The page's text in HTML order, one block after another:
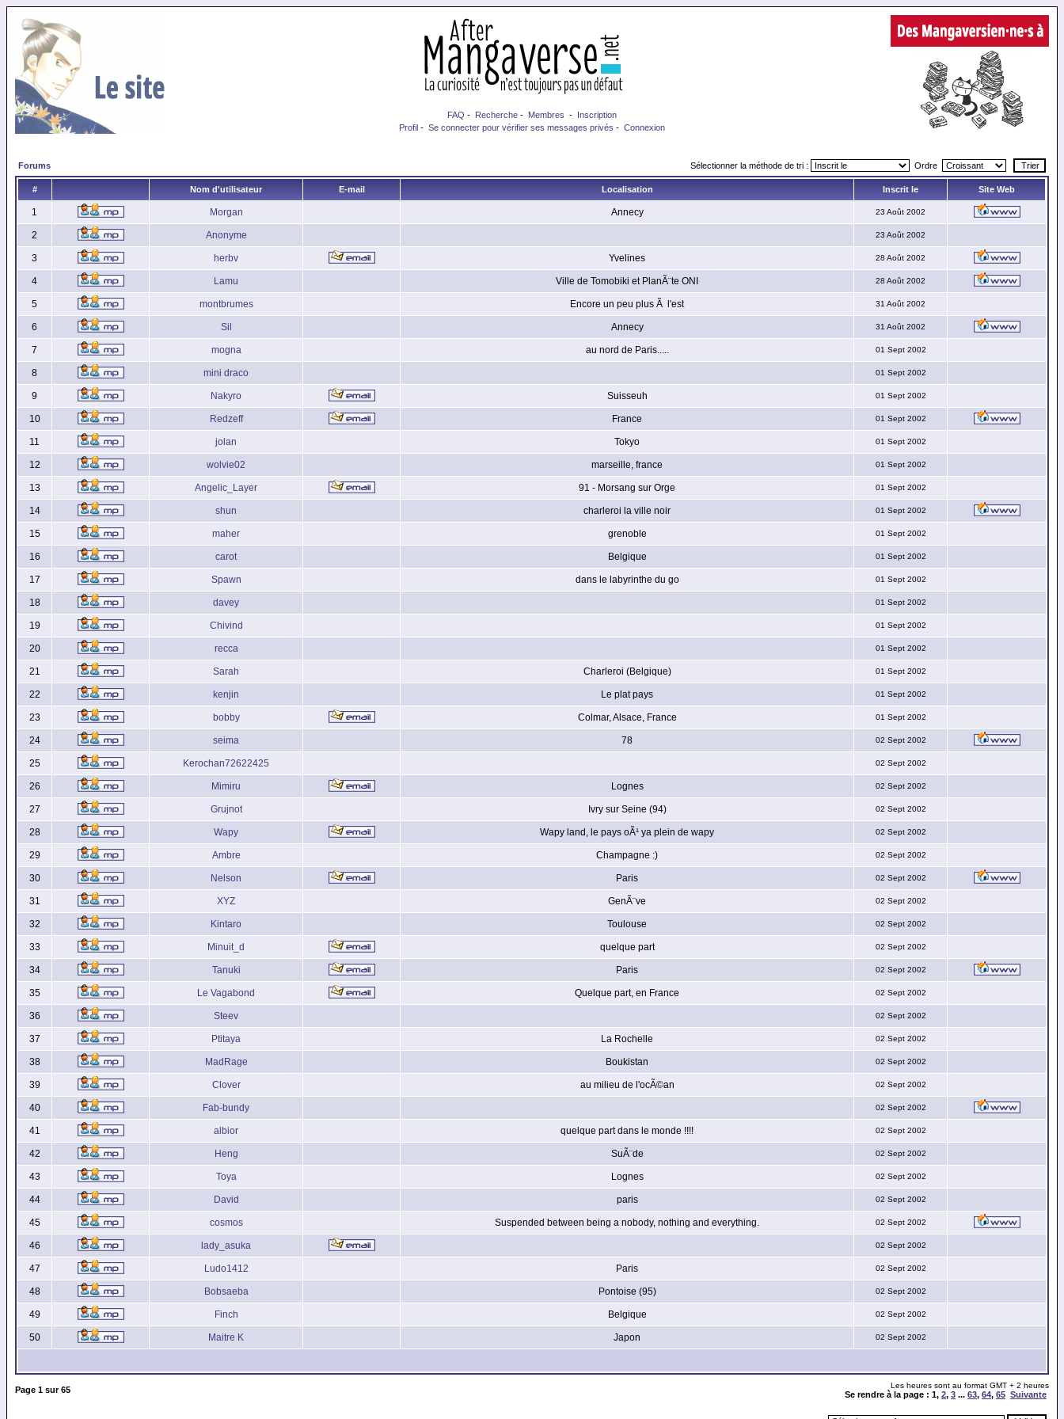
FAQ - Recherche - Membres - Inscription
Profil - Se connecter pour vérifier ses messages privés - Connexion
Forums Sélectionner la méthode de tri : Ordre
# Nom d'utilisateur E-mail Localisation Inscrit le Site Web
1 Morgan Annecy 23 Août 2002
2 Anonyme 23 Août 2002
3 herbv Yvelines 28 Août 2002
4 Lamu Ville de Tomobiki et PlanÃ¨te ONI 28 Août 2002
5 montbrumes Encore un peu plus Ã l'est 31 Août 2002
6 Sil Annecy 31 Août 2002
7 mogna au nord de Paris..... 01 Sept 2002
8 mini draco 01 Sept 2002
9 Nakyro Suisseuh 01 Sept 2002
10 Redzeff France 01 Sept 2002
11 jolan Tokyo 01 Sept 2002
12 wolvie02 marseille, france 01 Sept 2002
13 Angelic_Layer 91 - Morsang sur Orge 01 Sept 2002
14 shun charleroi la ville noir 01 Sept 2002
15 maher grenoble 01 Sept 2002
16 carot Belgique 01 Sept 2002
17 Spawn dans le labyrinthe du go 01 Sept 2002
18 davey 01 Sept 2002
19 Chivind 01 Sept 2002
20 recca 01 Sept 2002
21 Sarah Charleroi (Belgique) 01 Sept 2002
22 kenjin Le plat pays 01 Sept 2002
23 bobby Colmar, Alsace, France 01 Sept 2002
24 seima 78 02 Sept 2002
25 Kerochan72622425 02 Sept 2002
26 Mimiru Lognes 02 Sept 2002
27 Grujnot Ivry sur Seine (94) 02 Sept 2002
28 Wapy Wapy land, le pays oÃ¹ ya plein de wapy 02 Sept 2002
29 Ambre Champagne :) 02 Sept 2002
30 Nelson Paris 02 Sept 2002
31 XYZ GenÃ¨ve 02 Sept 2002
32 Kintaro Toulouse 02 Sept 2002
33 Minuit_d quelque part 02 Sept 2002
34 Tanuki Paris 02 Sept 2002
35 Le Vagabond Quelque part, en France 02 Sept 2002
36 Steev 02 Sept 2002
37 Ptitaya La Rochelle 02 Sept 2002
38 MadRage Boukistan 02 Sept 2002
39 Clover au milieu de l'ocÃ©an 02 Sept 2002
40 Fab-bundy 02 Sept 2002
41 albior quelque part dans le monde !!!! 02 Sept 2002
42 Heng SuÃ¨de 02 Sept 2002
43 Toya Lognes 02 Sept 2002
44 David paris 02 Sept 2002
45 cosmos Suspended between being a nobody, nothing and everything. 02 Sept 2002
46 lady_asuka 02 Sept 2002
47 Ludo1412 Paris 02 Sept 2002
48 Bobsaeba Pontoise (95) 02 Sept 2002
49 Finch Belgique 02 Sept 2002
50 Maitre K Japon 02 Sept 2002
Page 1 sur65 Les heures sont au format GMT + 2 heures
Se rendre à la page : 1, 2, 3 ... 63, 64, 65 Suivante